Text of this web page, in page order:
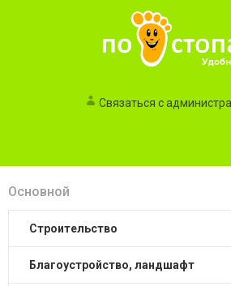
Связаться с
Основной
строительство
благоустройство, ландшафт